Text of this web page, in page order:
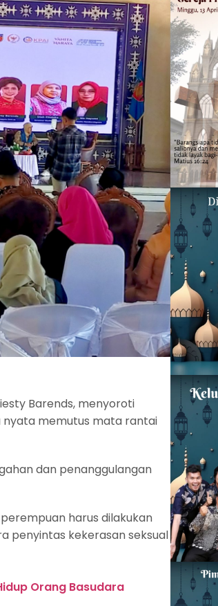
Barends, menyoroti
memutus mata rantai
dan penanggulangan
harus dilakukan
penyintas kekerasan seksual
Orang Basudara